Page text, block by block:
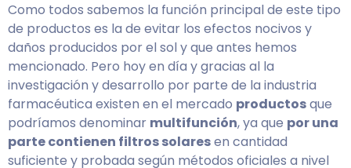
Como todos sabemos la función principal de este tipo
de productos es la de evitar los efectos nocivos y
daños producidos por el sol y que antes hemos
mencionado. Pero hoy en día y gracias al la
investigación y desarrollo por parte de la industria
farmacéutica existen en el mercado productosque
podríamos denominar multifunción, ya que por una
parte contienen filtros solaresen cantidad
suficiente y probada según métodos oficiales a nivel